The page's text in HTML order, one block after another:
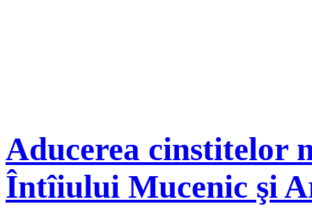
Aducerea cinstitelor
Întîiului Mucenic şi